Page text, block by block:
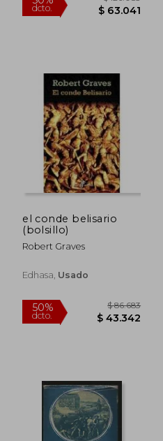
29%
dcto.
$ 150.000
$ 107.143
el conde belisario
(bolsillo)
Robert Graves
Edhasa, Usado